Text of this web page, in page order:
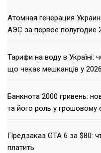
Атомная генерация
АЭС за первое полугодие
Тарифи на воду в Україні:
що чекає мешканців у
Банкнота 2000 гривень:
та його роль у грошовому
Предзаказ GTA 6 за $80:
платить